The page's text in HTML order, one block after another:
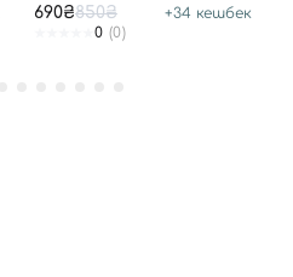
690₴850₴ +34 кешбек
0 (0)